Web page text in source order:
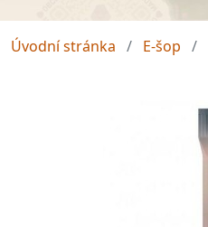
Úvodní stránka E-šop